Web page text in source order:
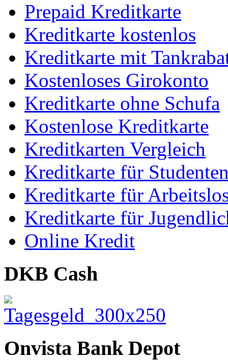
Prepaid Kreditkarte
Kreditkarte kostenlos
Kreditkarte mit
Kostenloses Girokonto
Kreditkarte ohne Schufa
Kostenlose Kreditkarte
Kreditkarten Vergleich
Kreditkarte für
Kreditkarte für
Kreditkarte für
Online Kredit
DKB Cash
Onvista Bank Depot